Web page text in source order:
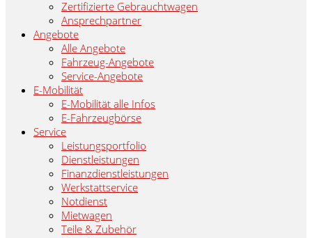
Zertifizierte Gebrauchtwagen
Ansprechpartner
Angebote
Alle Angebote
Fahrzeug-Angebote
Service-Angebote
E-Mobilität
E-Mobilität alle Infos
E-Fahrzeugbörse
Service
Leistungsportfolio
Dienstleistungen
Finanzdienstleistungen
Werkstattservice
Notdienst
Mietwagen
Teile & Zubehör